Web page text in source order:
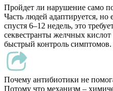
Пройдет ли нарушение само
Часть людей адаптируется,
спустя 6–12 недель, это
секвестранты желчных
быстрый контроль симптомов.
Почему антибиотики не
Потому что механизм –